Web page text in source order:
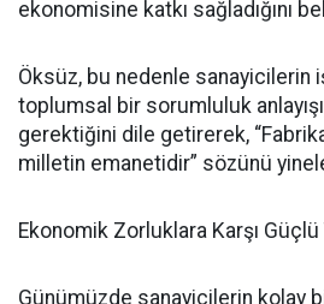
ekonomisine katkı sağladığını
Öksüz, bu nedenle sanayicilerin
toplumsal bir sorumluluk
gerektiğini dile getirerek,
milletin emanetidir” sözünü
Ekonomik Zorluklara Karşı
Günümüzde sanayicilerin kolay